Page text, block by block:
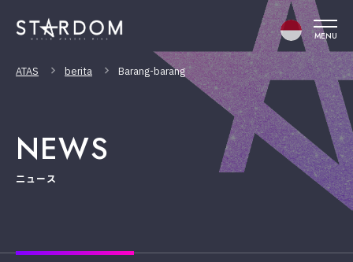
MENU
ATAS berita Barang-barang
NEWS
ニュース